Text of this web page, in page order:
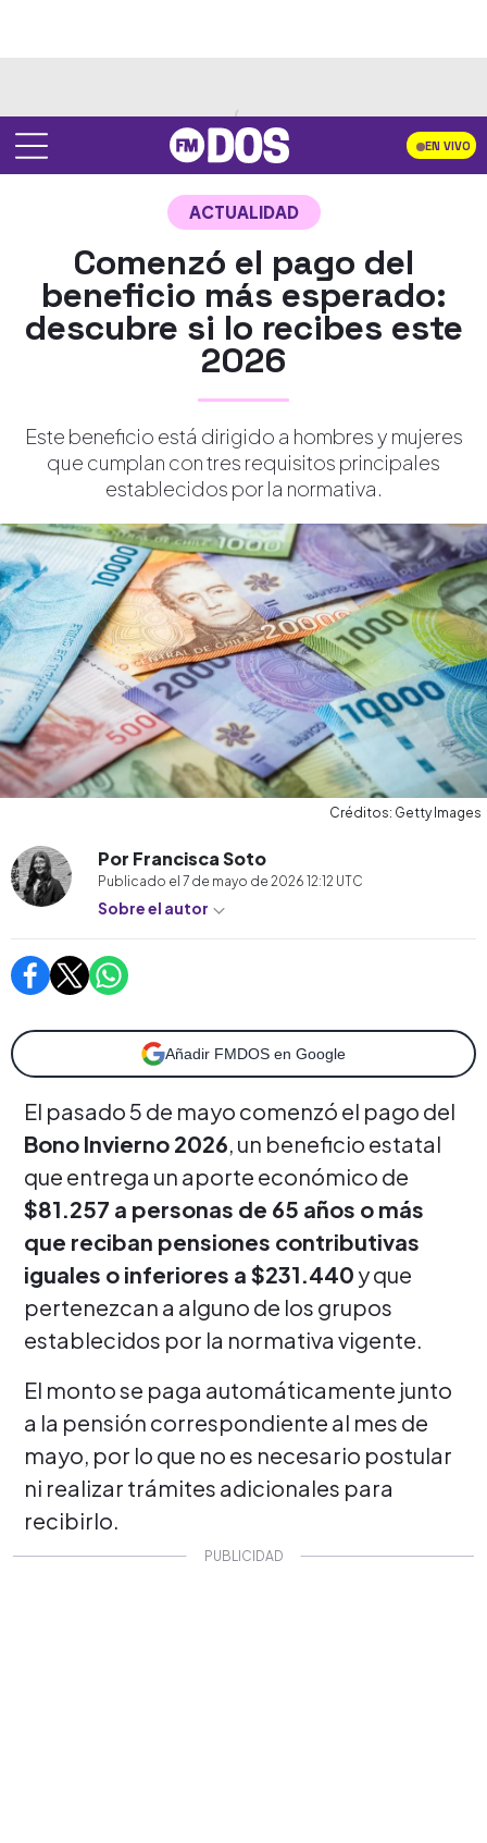
EN VIVO
ACTUALIDAD
Comenzó el pago del
beneficio más esperado:
descubre si lo recibes este
2026
Este beneficio está dirigido a hombres y mujeres
que cumplan con tres requisitos principales
establecidos por la normativa.
Créditos: Getty Images
Por Francisca Soto
Publicado el 7 de mayo de 2026 12:12 UTC
Sobre el autor
Añadir FMDOS en Google
El pasado 5 de mayo comenzó el pago del
Bono Invierno 2026, un beneficio estatal
que entrega un aporte económico de
$81.257 a personas de 65 años o más
que reciban pensiones contributivas
iguales o inferiores a $231.440 y que
pertenezcan a alguno de los grupos
establecidos por la normativa vigente.
El monto se paga automáticamente junto
a la pensión correspondiente al mes de
mayo, por lo que no es necesario postular
ni realizar trámites adicionales para
recibirlo.